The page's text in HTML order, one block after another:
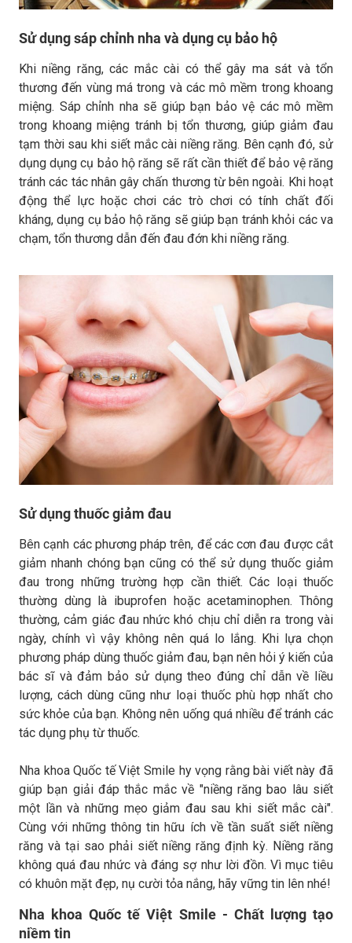
Sử dụng sáp chỉnh nha và dụng cụ bảo hộ
Khi niềng răng, các mắc cài có thể gây ma sát và tổn
thương đến vùng má trong và các mô mềm trong khoang
miệng. Sáp chỉnh nha sẽ giúp bạn bảo vệ các mô mềm
trong khoang miệng tránh bị tổn thương, giúp giảm đau
tạm thời sau khi siết mắc cài niềng răng. Bên cạnh đó, sử
dụng dụng cụ bảo hộ răng sẽ rất cần thiết để bảo vệ răng
tránh các tác nhân gây chấn thương từ bên ngoài. Khi hoạt
động thể lực hoặc chơi các trò chơi có tính chất đối
kháng, dụng cụ bảo hộ răng sẽ giúp bạn tránh khỏi các va
chạm, tổn thương dẫn đến đau đớn khi niềng răng.
Sử dụng thuốc giảm đau
Bên cạnh các phương pháp trên, để các cơn đau được cắt
giảm nhanh chóng bạn cũng có thể sử dụng thuốc giảm
đau trong những trường hợp cần thiết. Các loại thuốc
thường dùng là ibuprofen hoặc acetaminophen. Thông
thường, cảm giác đau nhức khó chịu chỉ diễn ra trong vài
ngày, chính vì vậy không nên quá lo lắng. Khi lựa chọn
phương pháp dùng thuốc giảm đau, bạn nên hỏi ý kiến của
bác sĩ và đảm bảo sử dụng theo đúng chỉ dẫn về liều
lượng, cách dùng cũng như loại thuốc phù hợp nhất cho
sức khỏe của bạn. Không nên uống quá nhiều để tránh các
tác dụng phụ từ thuốc.
Nha khoa Quốc tế Việt Smile hy vọng rằng bài viết này đã
giúp bạn giải đáp thắc mắc về "niềng răng bao lâu siết
một lần và những mẹo giảm đau sau khi siết mắc cài".
Cùng với những thông tin hữu ích về tần suất siết niềng
răng và tại sao phải siết niềng răng định kỳ. Niềng răng
không quá đau nhức và đáng sợ như lời đồn. Vì mục tiêu
có khuôn mặt đẹp, nụ cười tỏa nắng, hãy vững tin lên nhé!
Nha khoa Quốc tế Việt Smile - Chất lượng tạo
niềm tin